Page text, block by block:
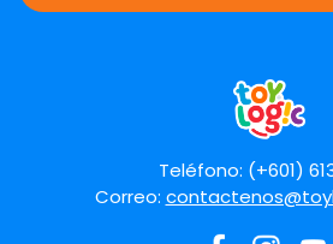
Teléfono: (+601)
Correo: